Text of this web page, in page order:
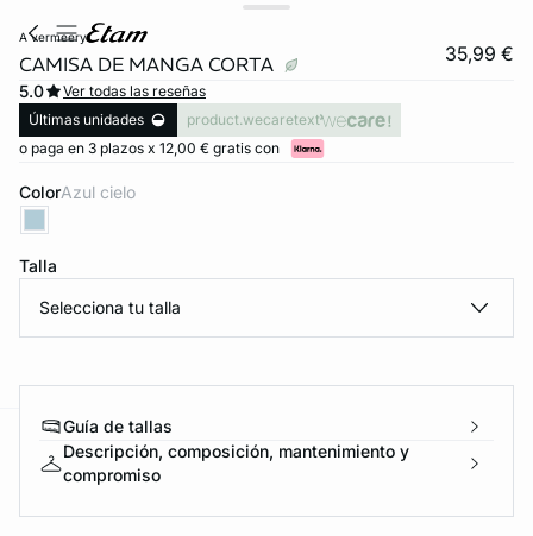
a vermeery
CAMISA DE MANGA CORTA 35,99 €
5.0
Ver todas las reseñas
Últimas unidades
product.wecaretext
o paga en 3 plazos x 12,00 € gratis con
Color azul cielo
Talla
Selecciona tu talla
Guía de tallas
Descripción, composición, mantenimiento y
compromiso